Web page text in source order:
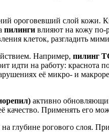
ороговевший слой кожи.
пилинги влияют на кожу по-
клеток, разгладить
Например, пилинг
идти на работу: краснота
её микро- и
активно
Применять его
глубине рогового слоя.